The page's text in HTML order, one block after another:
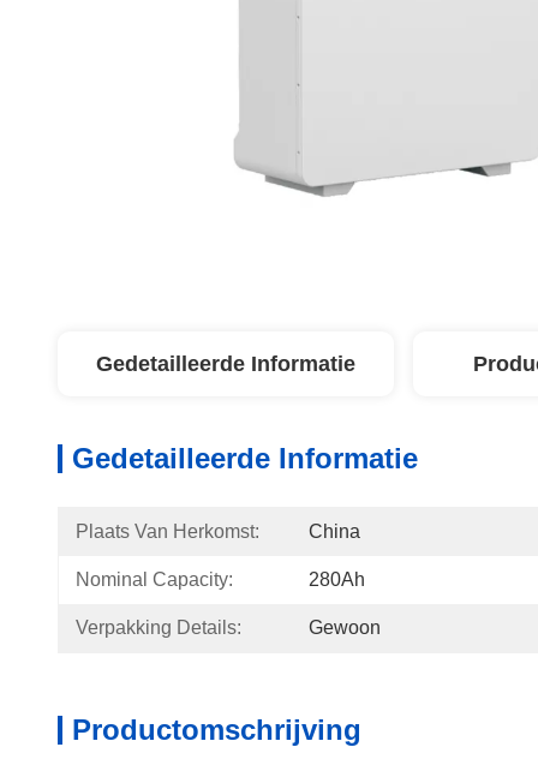
Gedetailleerde Informatie
Gedetailleerde Informatie
Plaats Van Herkomst: China
Nominal Capacity: 280Ah
Verpakking Details: Gewoon
Productomschrijving